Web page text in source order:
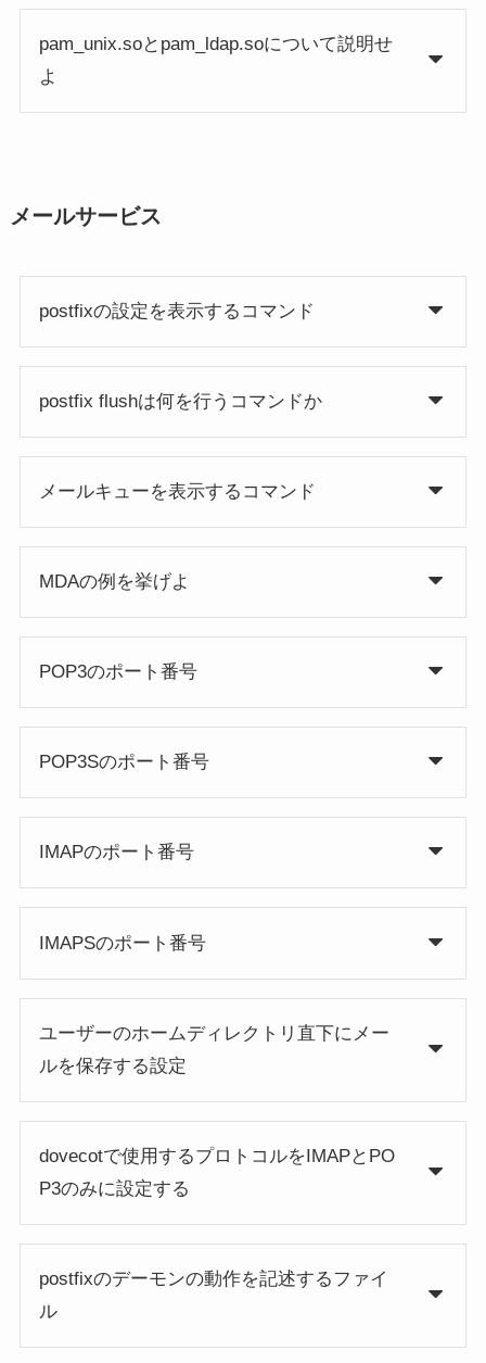
pam_unix.soとpam_ldap.soについて説明せ
よ
メールサービス
postfixの設定を表示するコマンド
postfix flushは何を行うコマンドか
メールキューを表示するコマンド
MDAの例を挙げよ
POP3のポート番号
POP3Sのポート番号
IMAPのポート番号
IMAPSのポート番号
ユーザーのホームディレクトリ直下にメー
ルを保存する設定
dovecotで使用するプロトコルをIMAPとPO
P3のみに設定する
postfixのデーモンの動作を記述するファイ
ル